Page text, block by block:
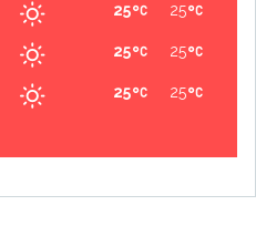
25
25
25
25
25
25